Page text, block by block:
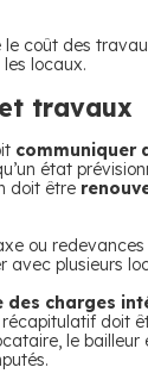
le coût des
locaux.
travaux
communiquer
état
doit être
ou
avec plusieurs
charges
doit
le